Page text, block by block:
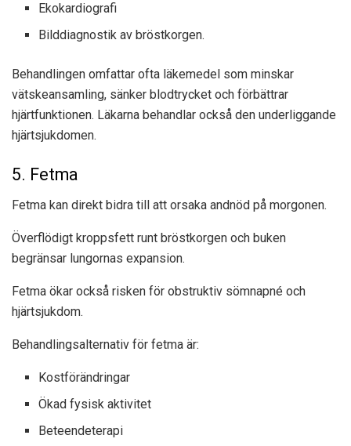
Ekokardiografi
Bilddiagnostik av bröstkorgen.
Behandlingen omfattar ofta läkemedel som minskar
vätskeansamling, sänker blodtrycket och förbättrar
hjärtfunktionen. Läkarna behandlar också den underliggande
hjärtsjukdomen.
5. Fetma
Fetma kan direkt bidra till att orsaka andnöd på morgonen.
Överflödigt kroppsfett runt bröstkorgen och buken
begränsar lungornas expansion.
Fetma ökar också risken för obstruktiv sömnapné och
hjärtsjukdom.
Behandlingsalternativ för fetma är:
Kostförändringar
Ökad fysisk aktivitet
Beteendeterapi